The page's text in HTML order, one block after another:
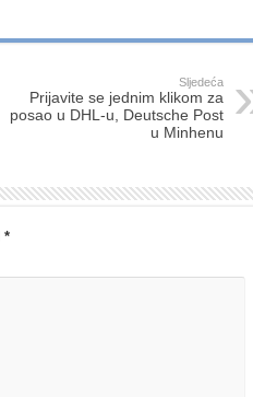
Sljedeća
Prijavite se jednim klikom za
posao u DHL-u, Deutsche Post
u Minhenu
*